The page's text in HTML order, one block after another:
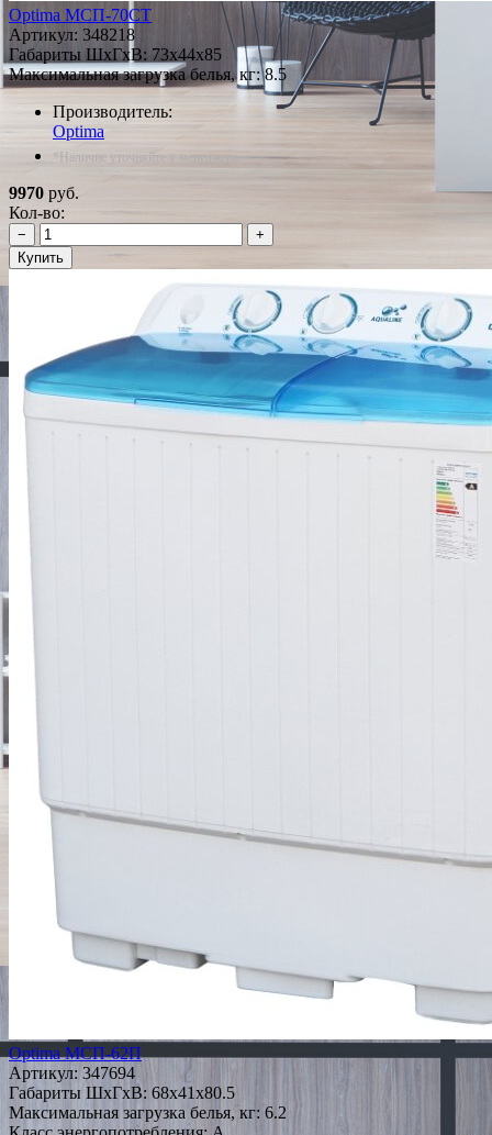
Optima МСП-70CT
Артикул: 348218
Габариты ШxГxВ: 73x44x85
Максимальная загрузка белья, кг: 8.5
Производитель:
Optima
*Наличие уточняйте у менеджера
9970 руб.
Кол-во:
−
+
Купить
Optima МСП-62П
Артикул: 347694
Габариты ШxГxВ: 68x41x80.5
Максимальная загрузка белья, кг: 6.2